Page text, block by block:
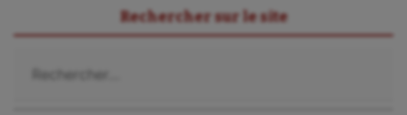
Rechercher sur le site